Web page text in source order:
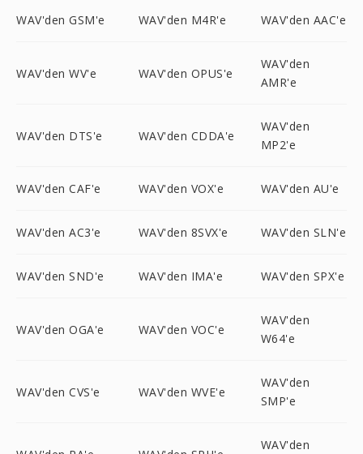
WAV'den GSM'e WAV'den M4R'e WAV'den AAC'e
WAV'den WV'e WAV'den OPUS'e
WAV'den
AMR'e
WAV'den DTS'e WAV'den CDDA'e
WAV'den
MP2'e
WAV'den CAF'e WAV'den VOX'e WAV'den AU'e
WAV'den AC3'e WAV'den 8SVX'e WAV'den SLN'e
WAV'den SND'e WAV'den IMA'e WAV'den SPX'e
WAV'den OGA'e WAV'den VOC'e
WAV'den
W64'e
WAV'den CVS'e WAV'den WVE'e
WAV'den
SMP'e
WAV'den